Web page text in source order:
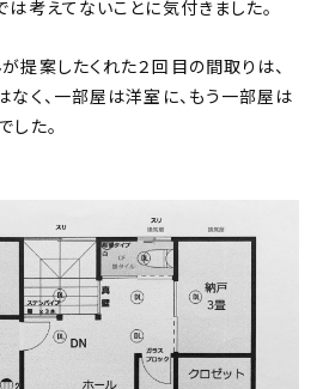
は考えてないことに気付きました。
提案したくれた２回目の間取りは、
なく、一部屋は洋室に、もう一部屋は
した。